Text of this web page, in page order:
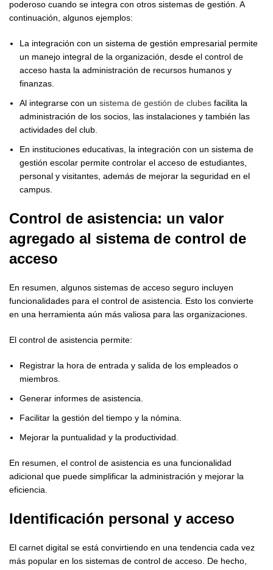
poderoso cuando se integra con otros sistemas de gestión. A
continuación, algunos ejemplos:
La integración con un sistema de gestión empresarial permite
un manejo integral de la organización, desde el control de
acceso hasta la administración de recursos humanos y
finanzas.
Al integrarse con un sistema de gestión de clubes facilita la
administración de los socios, las instalaciones y también las
actividades del club.
En instituciones educativas, la integración con un sistema de
gestión escolar permite controlar el acceso de estudiantes,
personal y visitantes, además de mejorar la seguridad en el
campus.
Control de asistencia: un valor
agregado al sistema de control de
acceso
En resumen, algunos sistemas de acceso seguro incluyen
funcionalidades para el control de asistencia. Esto los convierte
en una herramienta aún más valiosa para las organizaciones.
El control de asistencia permite:
Registrar la hora de entrada y salida de los empleados o
miembros.
Generar informes de asistencia.
Facilitar la gestión del tiempo y la nómina.
Mejorar la puntualidad y la productividad.
En resumen, el control de asistencia es una funcionalidad
adicional que puede simplificar la administración y mejorar la
eficiencia.
Identificación personal y acceso
El carnet digital se está convirtiendo en una tendencia cada vez
más popular en los sistemas de control de acceso. De hecho,